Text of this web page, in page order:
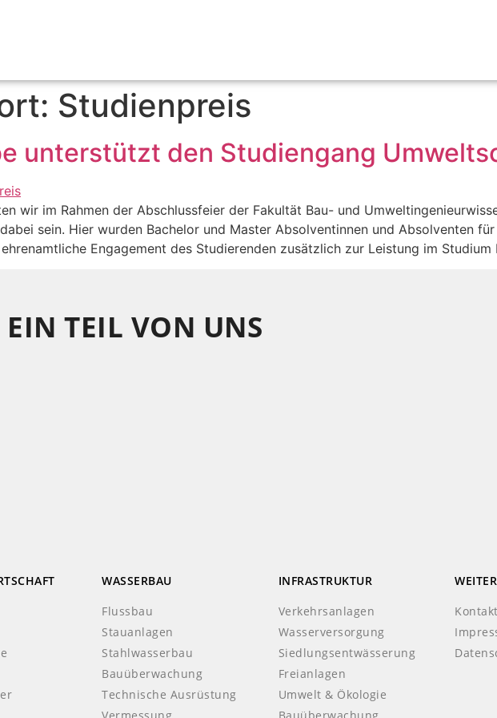
Studienpreis
unterstützt den Studiengang
wir im Rahmen der Abschlussfeier der Fakultät Bau- und
sein. Hier wurden Bachelor und Master Absolventinnen und Absolventen
Engagement des Studierenden zusätzlich zur Leistung im
EIN TEIL VON UNS
WASSERBAU
Flussbau
Stauanlagen
Stahlwasserbau
Bauüberwachung
Technische Ausrüstung
INFRASTRUKTUR
Verkehrsanlagen
Wasserversorgung
Siedlungsentwässerung
Freianlagen
Umwelt & Ökologie
Kontakt